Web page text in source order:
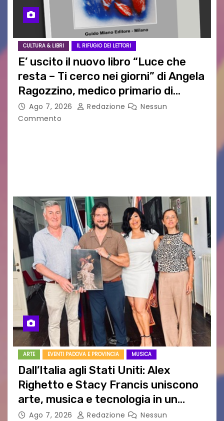
CULTURA & LIBRI IL RIFUGIO DEI LETTORI
E’ uscito il nuovo libro “Luce che
resta – Ti cerco nei giorni” di Angela
Ragozzino, medico primario di
Capua
Ago 7, 2026 Redazione
Nessun
Commento
ARTE EVENTI PADOVA E PROVINCIA MUSICA
Dall’Italia agli Stati Uniti: Alex
Righetto e Stacy Francis uniscono
arte, musica e tecnologia in un
nuovo progetto internazionale”
Ago 7, 2026 Redazione
Nessun